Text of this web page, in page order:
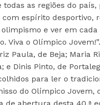
todas as regiões do
espírito desportivo,
olimpismo e ver em cada
Viva o Olímpico
Paula, de Beja; Maria
e Dinis Pinto, de
para ler o
do Olímpico Jovem,